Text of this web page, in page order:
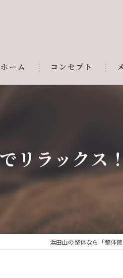
ホーム コンセプト
リラックス
浜田山の整体なら「整体